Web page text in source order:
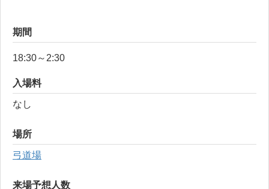
期間
18:30～2:30
入場料
なし
場所
弓道場
来場予想人数